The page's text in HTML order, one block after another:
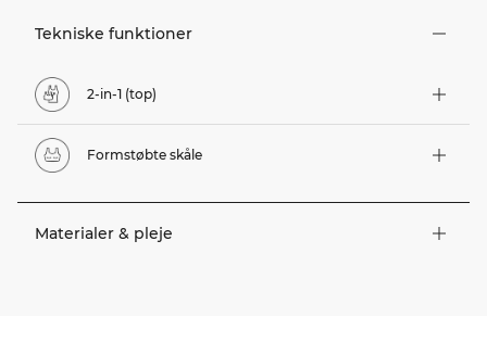
Tekniske funktioner
2-in-1 (top)
Formstøbte skåle
Materialer & pleje